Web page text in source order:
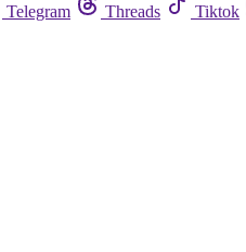
Telegram Threads Tiktok